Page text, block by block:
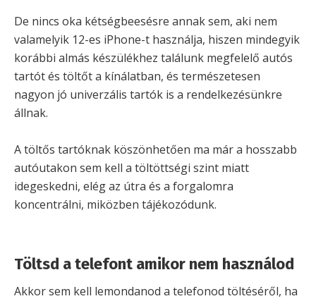
De nincs oka kétségbeesésre annak sem, aki nem
valamelyik 12-es iPhone-t használja, hiszen mindegyik
korábbi almás készülékhez találunk megfelelő autós
tartót és töltőt a kínálatban, és természetesen
nagyon jó univerzális tartók is a rendelkezésünkre
állnak.
A töltős tartóknak köszönhetően ma már a hosszabb
autóutakon sem kell a töltöttségi szint miatt
idegeskedni, elég az útra és a forgalomra
koncentrálni, miközben tájékozódunk.
Töltsd a telefont amikor nem használod
Akkor sem kell lemondanod a telefonod töltéséről, ha